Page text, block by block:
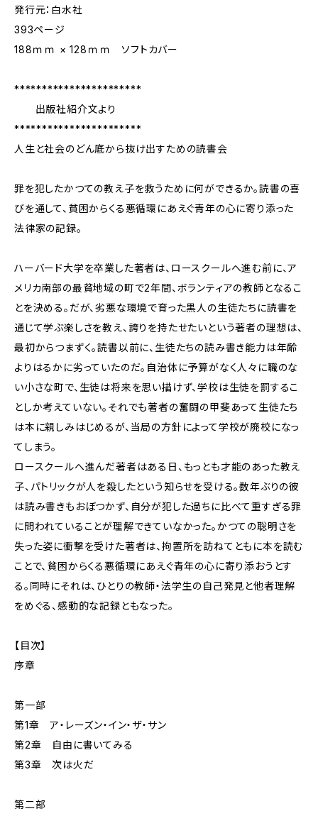
発行元：白水社
393ページ
188ｍｍ × 128ｍｍ ソフトカバー
***********************
出版社紹介文より
***********************
人生と社会のどん底から抜け出すための読書会
罪を犯したかつての教え子を救うために何ができるか。読書の喜
びを通して、貧困からくる悪循環にあえぐ青年の心に寄り添った
法律家の記録。
ハーバード大学を卒業した著者は、ロースクールへ進む前に、ア
メリカ南部の最貧地域の町で2年間、ボランティアの教師となるこ
とを決める。だが、劣悪な環境で育った黒人の生徒たちに読書を
通じて学ぶ楽しさを教え、誇りを持たせたいという著者の理想は、
最初からつまずく。読書以前に、生徒たちの読み書き能力は年齢
よりはるかに劣っていたのだ。自治体に予算がなく人々に職のな
い小さな町で、生徒は将来を思い描けず、学校は生徒を罰するこ
としか考えていない。それでも著者の奮闘の甲斐あって生徒たち
は本に親しみはじめるが、当局の方針によって学校が廃校になっ
てしまう。
ロースクールへ進んだ著者はある日、もっとも才能のあった教え
子、パトリックが人を殺したという知らせを受ける。数年ぶりの彼
は読み書きもおぼつかず、自分が犯した過ちに比べて重すぎる罪
に問われていることが理解できていなかった。かつての聡明さを
失った姿に衝撃を受けた著者は、拘置所を訪ねてともに本を読む
ことで、貧困からくる悪循環にあえぐ青年の心に寄り添おうとす
る。同時にそれは、ひとりの教師・法学生の自己発見と他者理解
をめぐる、感動的な記録ともなった。
【目次】
序章
第一部
第1章 ア・レーズン・イン・ザ・サン
第2章 自由に書いてみる
第3章 次は火だ
第二部